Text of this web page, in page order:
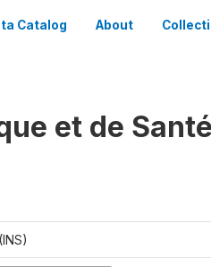
Catalog About
et de